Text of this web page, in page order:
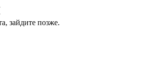
зайдите позже.